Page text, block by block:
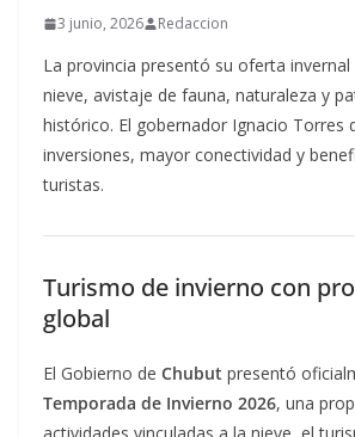
3 junio, 2026 Redaccion
La provincia presentó su oferta
nieve, avistaje de fauna, naturaleza y
histórico. El gobernador Ignacio Torres
inversiones, mayor conectividad y
turistas.
Turismo de invierno con
global
El Gobierno de Chubut presentó
Temporada de Invierno 2026, una